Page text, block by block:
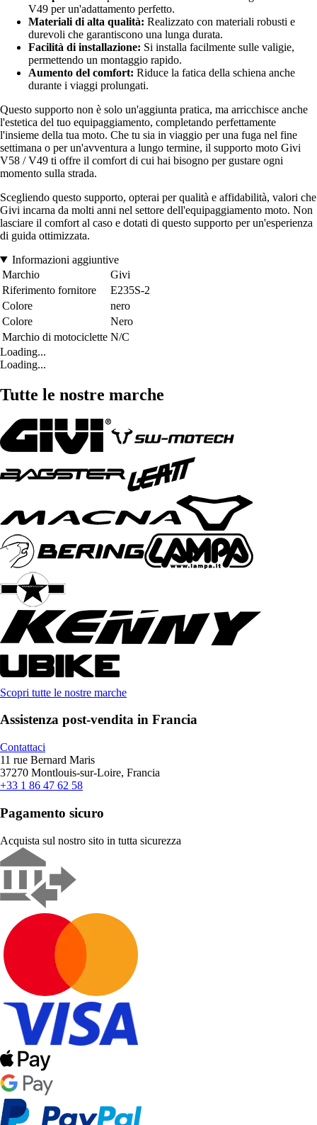
V49 per un'adattamento perfetto.
Materiali di alta qualità: Realizzato con materiali robusti e
durevoli che garantiscono una lunga durata.
Facilità di installazione: Si installa facilmente sulle valigie,
permettendo un montaggio rapido.
Aumento del comfort: Riduce la fatica della schiena anche
durante i viaggi prolungati.
Questo supporto non è solo un'aggiunta pratica, ma arricchisce anche
l'estetica del tuo equipaggiamento, completando perfettamente
l'insieme della tua moto. Che tu sia in viaggio per una fuga nel fine
settimana o per un'avventura a lungo termine, il supporto moto Givi
V58 / V49 ti offre il comfort di cui hai bisogno per gustare ogni
momento sulla strada.
Scegliendo questo supporto, opterai per qualità e affidabilità, valori che
Givi incarna da molti anni nel settore dell'equipaggiamento moto. Non
lasciare il comfort al caso e dotati di questo supporto per un'esperienza
di guida ottimizzata.
Informazioni aggiuntive
Marchio
Givi
Riferimento fornitore
E235S-2
Colore
nero
Colore
Nero
Marchio di motociclette N/C
Loading...
Loading...
Tutte le nostre marche
Scopri tutte le nostre marche
Assistenza post-vendita in Francia
Contattaci
11 rue Bernard Maris
37270 Montlouis-sur-Loire, Francia
+33 1 86 47 62 58
Pagamento sicuro
Acquista sul nostro sito in tutta sicurezza